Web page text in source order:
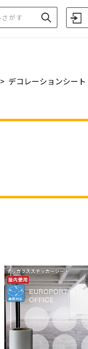
> デコレーションシート